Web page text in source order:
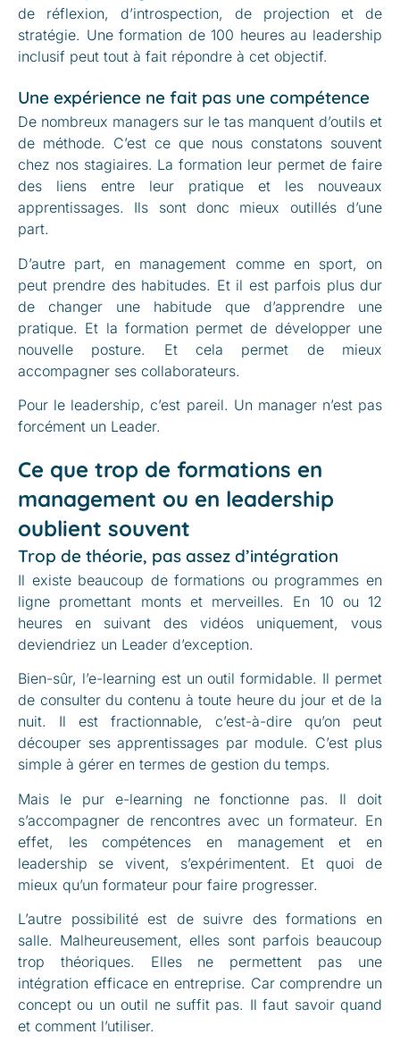
de réflexion, d’introspection, de projection et de
stratégie. Une formation de 100 heures au leadership
inclusif peut tout à fait répondre à cet objectif.
Une expérience ne fait pas une compétence
De nombreux managers sur le tas manquent d’outils et
de méthode. C’est ce que nous constatons souvent
chez nos stagiaires. La formation leur permet de faire
des liens entre leur pratique et les nouveaux
apprentissages. Ils sont donc mieux outillés d’une
part.
D’autre part, en management comme en sport, on
peut prendre des habitudes. Et il est parfois plus dur
de changer une habitude que d’apprendre une
pratique. Et la formation permet de développer une
nouvelle posture. Et cela permet de mieux
accompagner ses collaborateurs.
Pour le leadership, c’est pareil. Un manager n’est pas
forcément un Leader.
Ce que trop de formations en
management ou en leadership
oublient souvent
Trop de théorie, pas assez d’intégration
Il existe beaucoup de formations ou programmes en
ligne promettant monts et merveilles. En 10 ou 12
heures en suivant des vidéos uniquement, vous
deviendriez un Leader d’exception.
Bien-sûr, l’e-learning est un outil formidable. Il permet
de consulter du contenu à toute heure du jour et de la
nuit. Il est fractionnable, c’est-à-dire qu’on peut
découper ses apprentissages par module. C’est plus
simple à gérer en termes de gestion du temps.
Mais le pur e-learning ne fonctionne pas. Il doit
s’accompagner de rencontres avec un formateur. En
effet, les compétences en management et en
leadership se vivent, s’expérimentent. Et quoi de
mieux qu’un formateur pour faire progresser.
L’autre possibilité est de suivre des formations en
salle. Malheureusement, elles sont parfois beaucoup
trop théoriques. Elles ne permettent pas une
intégration efficace en entreprise. Car comprendre un
concept ou un outil ne suffit pas. Il faut savoir quand
et comment l’utiliser.